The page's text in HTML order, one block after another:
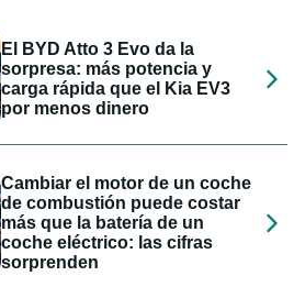
El BYD Atto 3 Evo da la
sorpresa: más potencia y
carga rápida que el Kia EV3
por menos dinero
Cambiar el motor de un coche
de combustión puede costar
más que la batería de un
coche eléctrico: las cifras
sorprenden